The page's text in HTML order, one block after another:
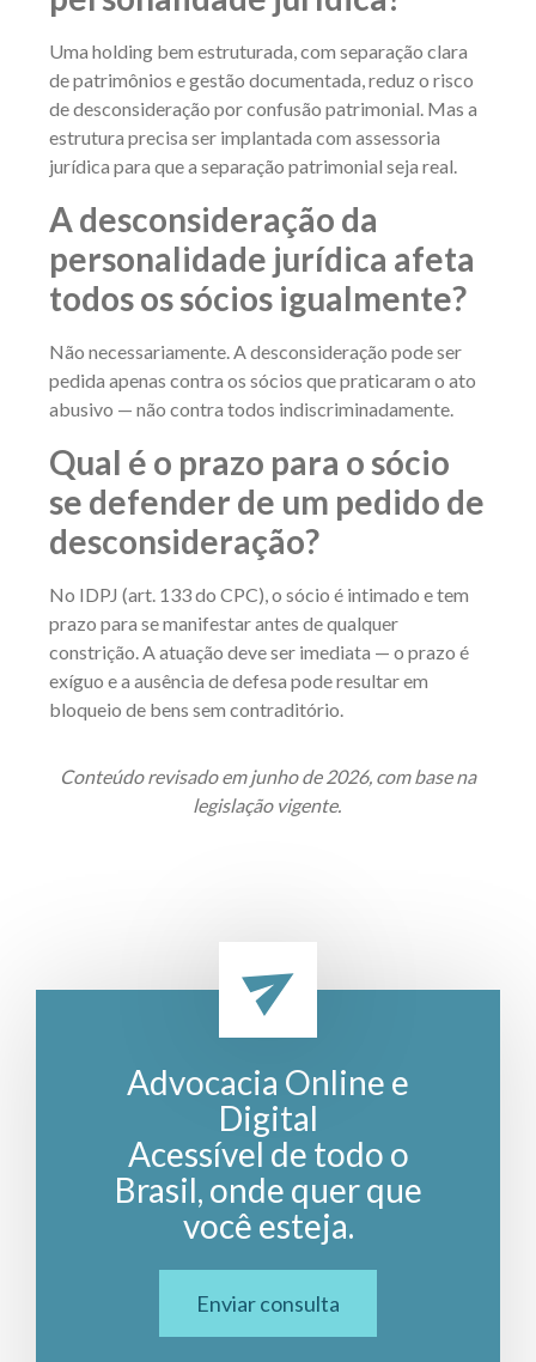
Uma holding bem estruturada, com separação clara
de patrimônios e gestão documentada, reduz o risco
de desconsideração por confusão patrimonial. Mas a
estrutura precisa ser implantada com assessoria
jurídica para que a separação patrimonial seja real.
A desconsideração da
personalidade jurídica afeta
todos os sócios igualmente?
Não necessariamente. A desconsideração pode ser
pedida apenas contra os sócios que praticaram o ato
abusivo — não contra todos indiscriminadamente.
Qual é o prazo para o sócio
se defender de um pedido de
desconsideração?
No IDPJ (art. 133 do CPC), o sócio é intimado e tem
prazo para se manifestar antes de qualquer
constrição. A atuação deve ser imediata — o prazo é
exíguo e a ausência de defesa pode resultar em
bloqueio de bens sem contraditório.
Conteúdo revisado em junho de 2026, com base na
legislação vigente.
Advocacia Online e
Digital
Acessível de todo o
Brasil, onde quer que
você esteja.
Enviar consulta